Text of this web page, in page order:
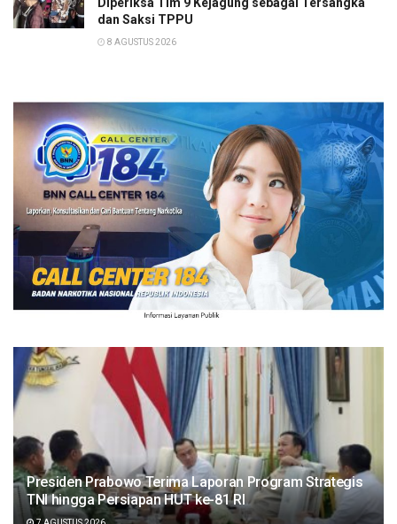
dan Saksi TPPU
8 AGUSTUS 2026
Presiden Prabowo Terima Laporan Program Strategis
TNI hingga Persiapan HUT ke-81 RI